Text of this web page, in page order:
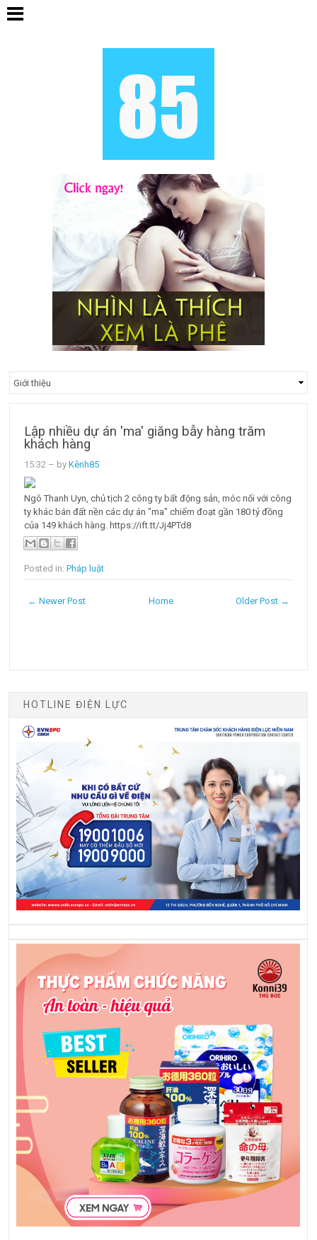
Lập nhiều dự án 'ma' giăng bẫy hàng trăm
khách hàng
15:32 – byKênh85
Ngô Thanh Uyn, chủ tịch 2 công ty bất động sản, móc nối với công
ty khác bán đất nền các dự án "ma" chiếm đoạt gần 180 tỷ đồng
của 149 khách hàng. https://ift.tt/Jj4PTd8
Posted in:Pháp luật
← Newer Post Older Post →
Home
HOTLINE ĐIỆN LỰC